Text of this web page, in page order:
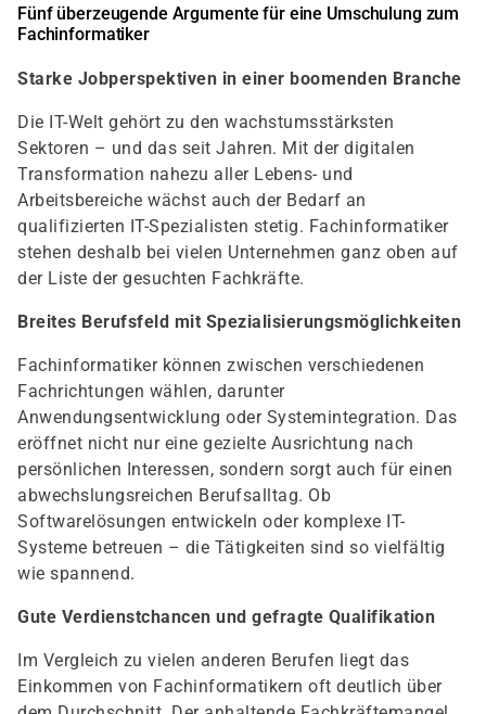
Fünf überzeugende Argumente für eine Umschulung zum
Fachinformatiker
Starke Jobperspektiven in einer boomenden Branche
Die IT-Welt gehört zu den wachstumsstärksten
Sektoren – und das seit Jahren. Mit der digitalen
Transformation nahezu aller Lebens- und
Arbeitsbereiche wächst auch der Bedarf an
qualifizierten IT-Spezialisten stetig. Fachinformatiker
stehen deshalb bei vielen Unternehmen ganz oben auf
der Liste der gesuchten Fachkräfte.
Breites Berufsfeld mit Spezialisierungsmöglichkeiten
Fachinformatiker können zwischen verschiedenen
Fachrichtungen wählen, darunter
Anwendungsentwicklung oder Systemintegration. Das
eröffnet nicht nur eine gezielte Ausrichtung nach
persönlichen Interessen, sondern sorgt auch für einen
abwechslungsreichen Berufsalltag. Ob
Softwarelösungen entwickeln oder komplexe IT-
Systeme betreuen – die Tätigkeiten sind so vielfältig
wie spannend.
Gute Verdienstchancen und gefragte Qualifikation
Im Vergleich zu vielen anderen Berufen liegt das
Einkommen von Fachinformatikern oft deutlich über